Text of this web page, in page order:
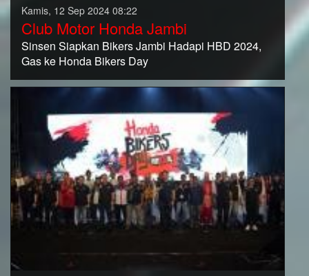
Kamis, 12 Sep 2024 08:22
Club Motor Honda Jambi
Sinsen Siapkan Bikers Jambi Hadapi HBD 2024,
Gas ke Honda Bikers Day